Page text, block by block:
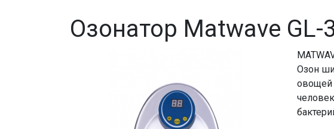
Озонатор Matwave GL-
Озон
овощей